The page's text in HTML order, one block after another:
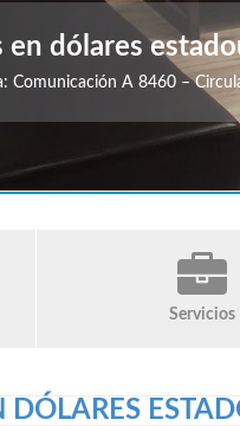
en dólares
Comunicación A 8460 –
Servicios
DÓLARES